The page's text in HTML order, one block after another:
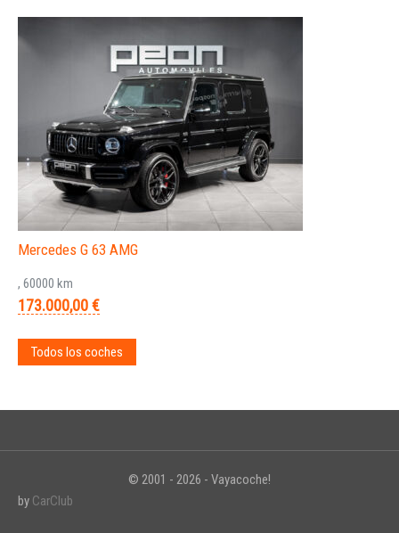
Mercedes G 63 AMG
, 60000 km
173.000,00 €
Todos los coches
© 2001 - 2026 - Vayacoche!
by CarClub